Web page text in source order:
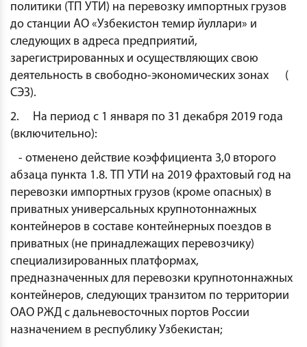
политики (ТП УТИ) на перевозку импортных грузов
до станции АО «Узбекистон темир йуллари» и
следующих в адреса предприятий,
зарегистрированных и осуществляющих свою
деятельность в свободно-экономических зонах (
СЭЗ).
2. На период с 1 января по 31 декабря 2019 года
(включительно):
- отменено действие коэффициента 3,0 второго
абзаца пункта 1.8. ТП УТИ на 2019 фрахтовый год на
перевозки импортных грузов (кроме опасных) в
приватных универсальных крупнотоннажных
контейнеров в составе контейнерных поездов в
приватных (не принадлежащих перевозчику)
специализированных платформах,
предназначенных для перевозки крупнотоннажных
контейнеров, следующих транзитом по территории
ОАО РЖД с дальневосточных портов России
назначением в республику Узбекистан;